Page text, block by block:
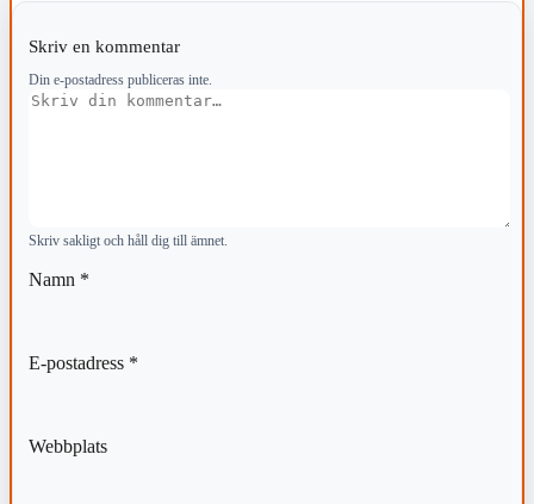
Skriv en kommentar
Din e-postadress publiceras inte.
Kommentar
Skriv sakligt och håll dig till ämnet.
Namn *
E-postadress *
Webbplats